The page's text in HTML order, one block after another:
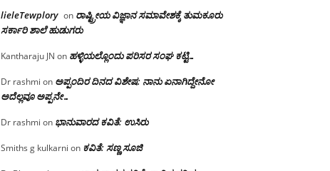
lieleTewplory on ರಾಷ್ಟ್ರೀಯ ವಿಜ್ಞಾನ ಸಮಾವೇಶಕ್ಕೆ‌ ತುಮಕೂರು
ಸರ್ಕಾರಿ ಶಾಲೆ ಹುಡುಗರು
Kantharaju JN on ಹಳ್ಳಿಯಲ್ಲೊಂದು ಪರಿಸರ ಸಂಘ ಕಟ್ಟಿ…
Dr rashmi on ಅಪ್ಪಂದಿರ ದಿನದ ವಿಶೇಷ: ನಾನು ಏನಾಗಿದ್ದೇನೋ‌
ಅದೆಲ್ಲವೂ ಅಪ್ಪನೇ…
Dr rashmi on ಭಾನುವಾರದ ಕವಿತೆ: ಉಸಿರು
Smiths g kulkarni on ಕವಿತೆ: ಸಣ್ಣ ಸೂಜಿ